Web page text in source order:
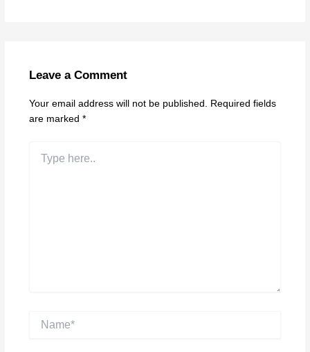
Leave a Comment
Your email address will not be published. Required fields
are marked *
here..
Name*